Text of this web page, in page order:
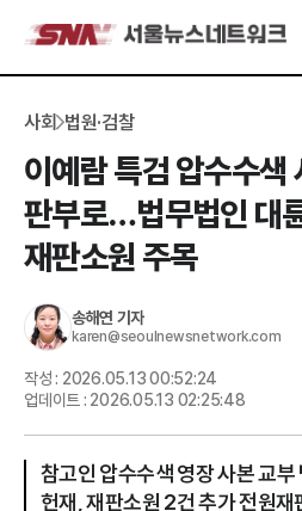
사회 법원·검찰
이예람 특검 압수수색
판부로…법무법인 대
재판소원 주목
송해연 기자
karen@seoulnewsnetwork.com
작성 : 2026.05.13 00:52:24
업데이트 : 2026.05.13 02:25:48
참고인 압수수색 영장 사본 교부
헌재, 재판소원 2건 추가 전원재